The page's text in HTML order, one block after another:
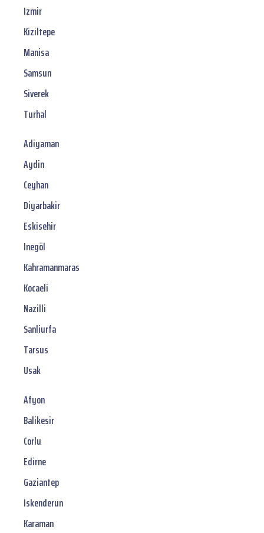
Izmir
Kiziltepe
Manisa
Samsun
Siverek
Turhal
Adiyaman
Aydin
Ceyhan
Diyarbakir
Eskisehir
Inegöl
Kahramanmaras
Kocaeli
Nazilli
Sanliurfa
Tarsus
Usak
Afyon
Balikesir
Corlu
Edirne
Gaziantep
Iskenderun
Karaman